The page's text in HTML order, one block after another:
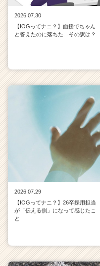
2026.07.30
【IOGってナニ？】面接でちゃん
と答えたのに落ちた…その訳は？
2026.07.29
【IOGってナニ？】26卒採用担当
が「伝える側」になって感じたこ
と